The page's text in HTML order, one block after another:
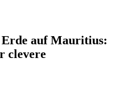
Erde auf Mauritius:
clevere